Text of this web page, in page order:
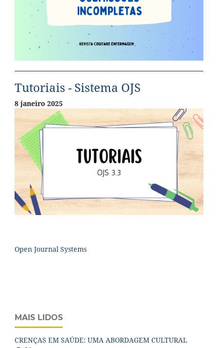
Tutoriais - Sistema OJS
8 janeiro 2025
Open Journal Systems
MAIS LIDOS
CRENÇAS EM SAÚDE: UMA ABORDAGEM CULTURAL